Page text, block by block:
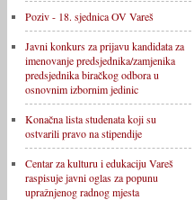
Poziv - 18. sjednica OV Vareš
Javni konkurs za prijavu kandidata za
imenovanje predsjednika/zamjenika
predsjednika biračkog odbora u
osnovnim izbornim jedinic
Konačna lista studenata koji su
ostvarili pravo na stipendije
Centar za kulturu i edukaciju Vareš
raspisuje javni oglas za popunu
upražnjenog radnog mjesta